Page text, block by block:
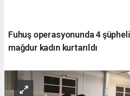
Fuhuş operasyonunda 4
mağdur kadın kurtarıldı